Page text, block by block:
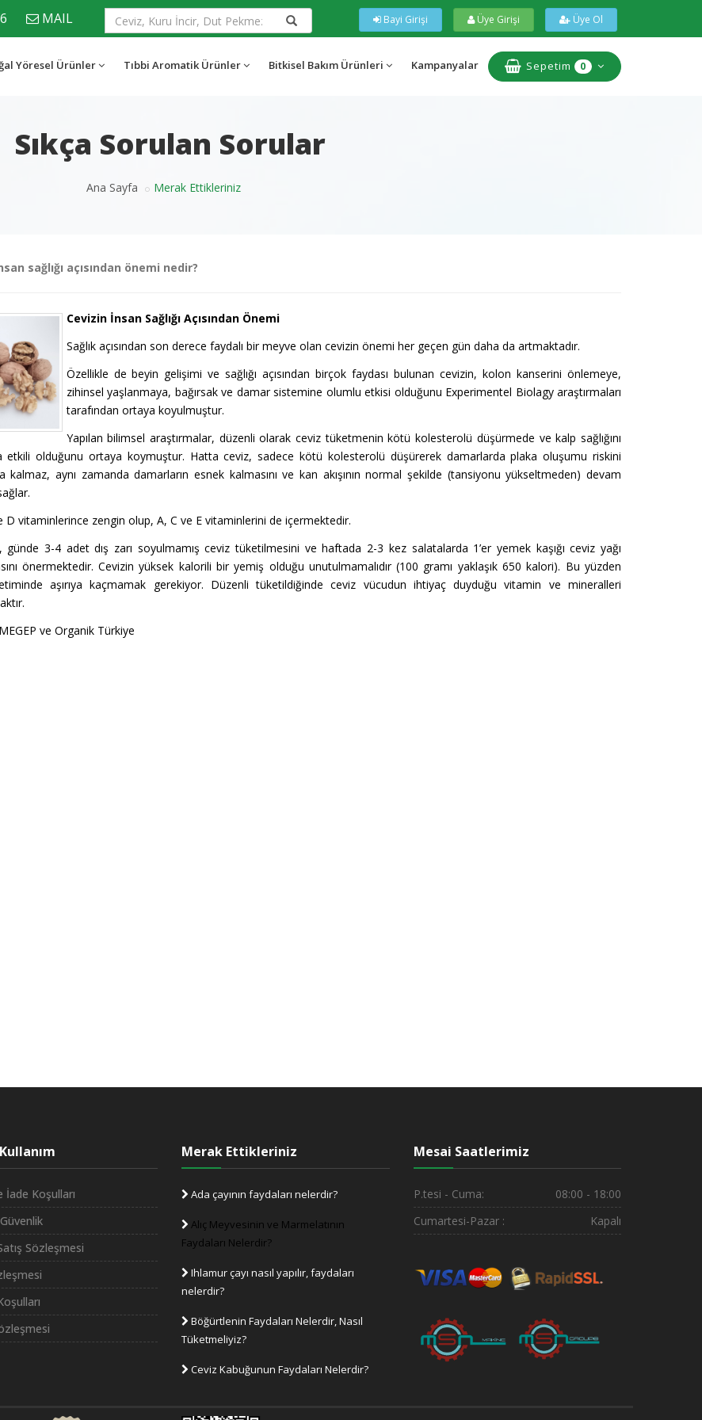
MAIL Bayi Girişi Üye Girişi Üye Ol
Yöresel Ürünler Tıbbi Aromatik Ürünler Bitkisel Bakım Ürünleri Kampanyalar Sepetim 0
Sıkça Sorulan Sorular
Ana Sayfa Merak Ettikleriniz
sağlığı açısından önemi nedir?
Cevizin İnsan Sağlığı Açısından Önemi
Sağlık açısından son derece faydalı bir meyve olan cevizin önemi her geçen gün daha da artmaktadır.
Özellikle de beyin gelişimi ve sağlığı açısından birçok faydası bulunan cevizin, kolon kanserini önlemeye,
zihinsel yaşlanmaya, bağırsak ve damar sistemine olumlu etkisi olduğunu Experimentel Biolagy araştırmaları
tarafından ortaya koyulmuştur.
Yapılan bilimsel araştırmalar, düzenli olarak ceviz tüketmenin kötü kolesterolü düşürmede ve kalp sağlığını
etkili olduğunu ortaya koymuştur. Hatta ceviz, sadece kötü kolesterolü düşürerek damarlarda plaka oluşumu riskini
kalmaz, aynı zamanda damarların esnek kalmasını ve kan akışının normal şekilde (tansiyonu yükseltmeden) devam
D vitaminlerince zengin olup, A, C ve E vitaminlerini de içermektedir.
günde 3-4 adet dış zarı soyulmamış ceviz tüketilmesini ve haftada 2-3 kez salatalarda 1’er yemek kaşığı ceviz yağı
önermektedir. Cevizin yüksek kalorili bir yemiş olduğu unutulmamalıdır (100 gramı yaklaşık 650 kalori). Bu yüzden
aşırıya kaçmamak gerekiyor. Düzenli tüketildiğinde ceviz vücudun ihtiyaç duyduğu vitamin ve mineralleri
MEGEP ve Organik Türkiye
İade Koşulları
Sözleşmesi
Merak Ettikleriniz
Ada çayının faydaları nelerdir?
Alıç Meyvesinin ve Marmelatının
Faydaları Nelerdir?
Ihlamur çayı nasıl yapılır, faydaları
nelerdir?
Böğürtlenin Faydaları Nelerdir, Nasıl
Tüketmeliyiz?
Ceviz Kabuğunun Faydaları Nelerdir?
Mesai Saatlerimiz
P.tesi - Cuma:
08:00 - 18:00
Cumartesi-Pazar :
Kapalı